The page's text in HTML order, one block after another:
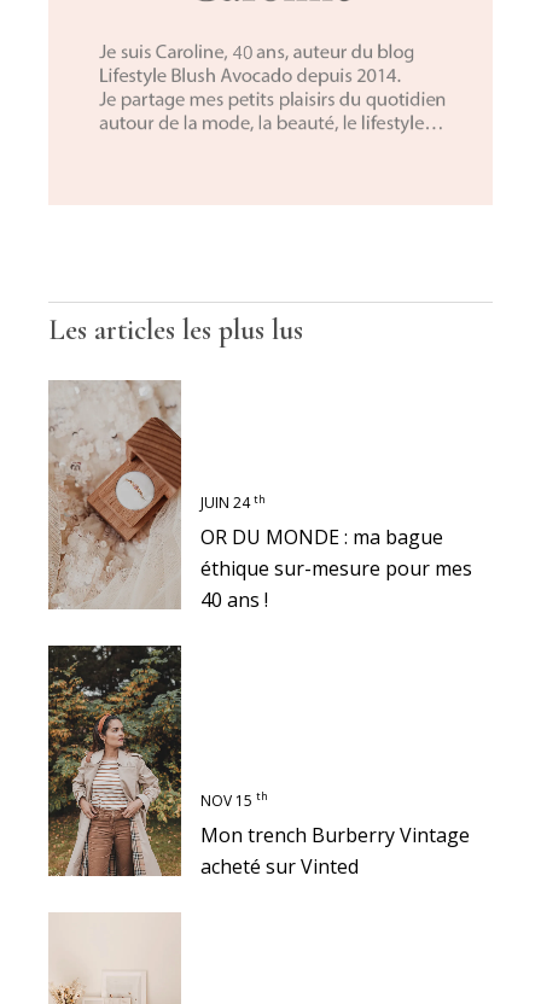
Les articles les plus lus
JUIN 24 th
OR DU MONDE : ma bague
éthique sur-mesure pour mes
40 ans !
NOV 15 th
Mon trench Burberry Vintage
acheté sur Vinted